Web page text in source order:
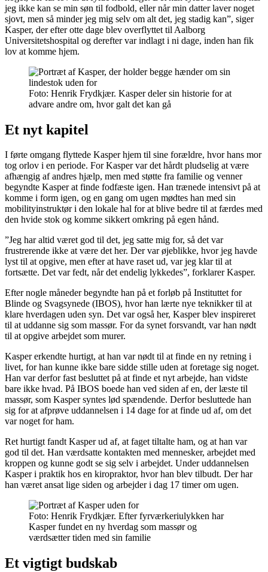
jeg ikke kan se min søn til fodbold, eller når min datter laver noget
sjovt, men så minder jeg mig selv om alt det, jeg stadig kan”, siger
Kasper, der efter otte dage blev overflyttet til Aalborg
Universitetshospital og derefter var indlagt i ni dage, inden han fik
lov at komme hjem.
Foto: Henrik Frydkjær. Kasper deler sin historie for at
advare andre om, hvor galt det kan gå
Et nyt kapitel
I førte omgang flyttede Kasper hjem til sine forældre, hvor hans mor
tog orlov i en periode. For Kasper var det hårdt pludselig at være
afhængig af andres hjælp, men med støtte fra familie og venner
begyndte Kasper at finde fodfæste igen. Han trænede intensivt på at
komme i form igen, og en gang om ugen mødtes han med sin
mobilityinstruktør i den lokale hal for at blive bedre til at færdes med
den hvide stok og komme sikkert omkring på egen hånd.
”Jeg har altid været god til det, jeg satte mig for, så det var
frustrerende ikke at være det her. Der var øjeblikke, hvor jeg havde
lyst til at opgive, men efter at have raset ud, var jeg klar til at
fortsætte. Det var fedt, når det endelig lykkedes”, forklarer Kasper.
Efter nogle måneder begyndte han på et forløb på Instituttet for
Blinde og Svagsynede (IBOS), hvor han lærte nye teknikker til at
klare hverdagen uden syn. Det var også her, Kasper blev inspireret
til at uddanne sig som massør. For da synet forsvandt, var han nødt
til at opgive arbejdet som murer.
Kasper erkendte hurtigt, at han var nødt til at finde en ny retning i
livet, for han kunne ikke bare sidde stille uden at foretage sig noget.
Han var derfor fast besluttet på at finde et nyt arbejde, han vidste
bare ikke hvad. På IBOS boede han ved siden af en, der læste til
massør, som Kasper syntes lød spændende. Derfor besluttede han
sig for at afprøve uddannelsen i 14 dage for at finde ud af, om det
var noget for ham.
Ret hurtigt fandt Kasper ud af, at faget tiltalte ham, og at han var
god til det. Han værdsatte kontakten med mennesker, arbejdet med
kroppen og kunne godt se sig selv i arbejdet. Under uddannelsen
Kasper i praktik hos en kiropraktor, hvor han blev tilbudt. Der har
han været ansat lige siden og arbejder i dag 17 timer om ugen.
Foto: Henrik Frydkjær. Efter fyrværkeriulykken har
Kasper fundet en ny hverdag som massør og
værdsætter tiden med sin familie
Et vigtigt budskab